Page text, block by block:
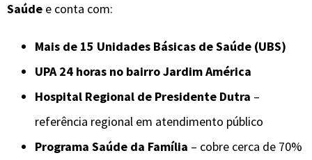
Saúde e conta com:
Mais de 15 Unidades Básicas de Saúde (UBS)
UPA 24 horas no bairro Jardim América
Hospital Regional de Presidente Dutra –
referência regional em atendimento público
Programa Saúde da Família – cobre cerca de 70%